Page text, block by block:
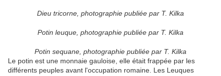
Dieu tricorne, photographie publiée par T. Kilka
Potin leuque, photographie publiée par T. Kilka
Potin sequane, photographie publiée par T. Kilka
Le potin est une monnaie gauloise, elle était frappée par les
différents peuples avant l'occupation romaine. Les Leuques